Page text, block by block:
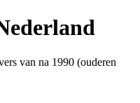
van na 1990 (ouderen